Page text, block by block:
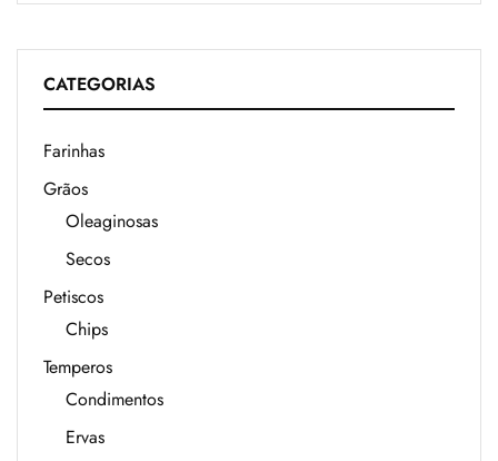
CATEGORIAS
Farinhas
Grãos
Oleaginosas
Secos
Petiscos
Chips
Temperos
Condimentos
Ervas